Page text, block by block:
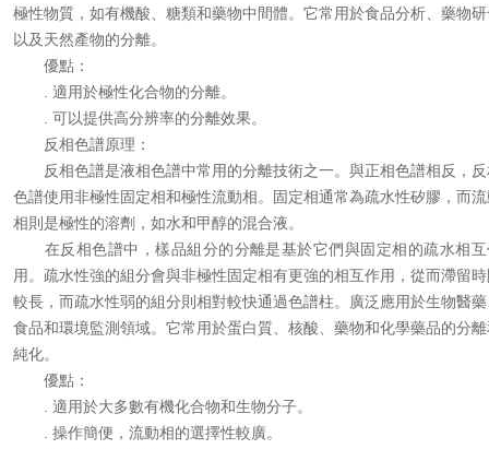
極性物質，如有機酸、糖類和藥物中間體。它常用於食品分析、藥物
以及天然產物的分離。
優點：
. 適用於極性化合物的分離。
. 可以提供高分辨率的分離效果。
反相色譜原理：
反相色譜是液相色譜中常用的分離技術之一。與正相色譜相反，反
色譜使用非極性固定相和極性流動相。固定相通常為疏水性矽膠，而
相則是極性的溶劑，如水和甲醇的混合液。
在反相色譜中，樣品組分的分離是基於它們與固定相的疏水相互
用。疏水性強的組分會與非極性固定相有更強的相互作用，從而滯留
較長，而疏水性弱的組分則相對較快通過色譜柱。廣泛應用於生物醫
食品和環境監測領域。它常用於蛋白質、核酸、藥物和化學藥品的分
純化。
優點：
. 適用於大多數有機化合物和生物分子。
. 操作簡便，流動相的選擇性較廣。